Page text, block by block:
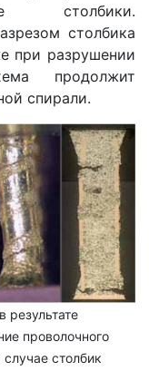
столбики.
столбика
при разрушении
продолжит
спирали.
результате
проволочного
столбик